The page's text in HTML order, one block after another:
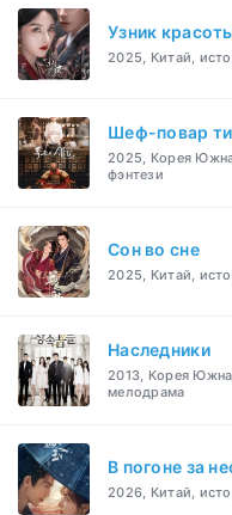
Узник
2025, Китай,
Шеф-повар
2025, Корея
фэнтези
Cон во сне
2025, Китай,
Наследники
2013, Корея
мелодрама
В погоне за
2026, Китай,